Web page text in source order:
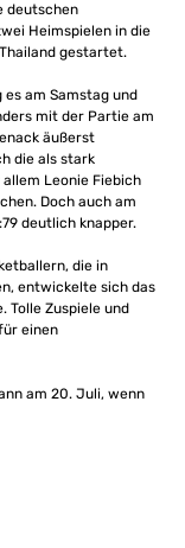
deutschen
Heimspielen in die
gestartet.
es am Samstag und
mit der Partie am
äußerst
die als stark
Leonie Fiebich
Doch auch am
deutlich knapper.
die in
entwickelte sich das
Tolle Zuspiele und
einen
am 20. Juli, wenn